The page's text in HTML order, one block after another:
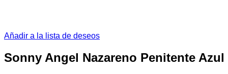
Añadir a la lista de deseos
Sonny Angel Nazareno Penitente